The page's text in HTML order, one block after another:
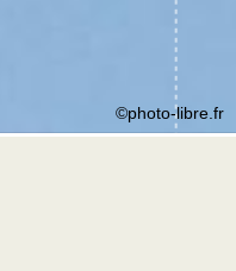
©photo-libre.fr